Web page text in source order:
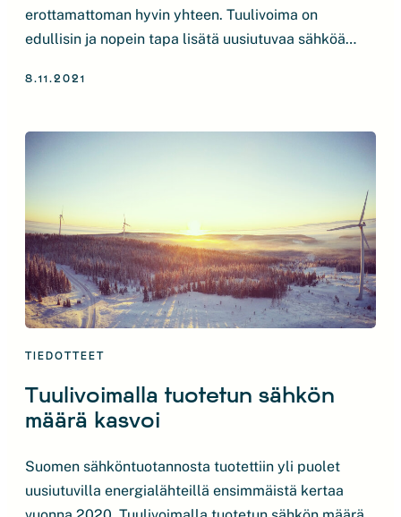
erottamattoman hyvin yhteen. Tuulivoima on
edullisin ja nopein tapa lisätä uusiutuvaa sähköä
sähköntuotantoa Suomessa. Täysin päästötön tapa
molekyylit pilkotaan uusiutuvan sähkön avulla
8.11.2021
TIEDOTTEET
Tuulivoimalla tuotetun sähkön
määrä kasvoi
Suomen sähköntuotannosta tuotettiin yli puolet
uusiutuvilla energialähteillä ensimmäistä kertaa